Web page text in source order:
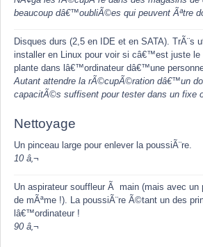
beaucoup dâ€™oubliÃ©es qui peuvent Ãªtre
Disques durs (2,5 en IDE et en SATA). TrÃ¨s
installer en Linux pour voir si câ€™est juste le
plante dans lâ€™ordinateur dâ€™une
Autant attendre la rÃ©cupÃ©ration dâ€™un
capacitÃ©s suffisent pour tester dans un fixe
Nettoyage
Un pinceau large pour enlever la poussiÃ¨re.
10 â‚¬
Un aspirateur souffleur Ã main (mais avec un
de mÃªme !). La poussiÃ¨re Ã©tant un des
lâ€™ordinateur !
90 â‚¬